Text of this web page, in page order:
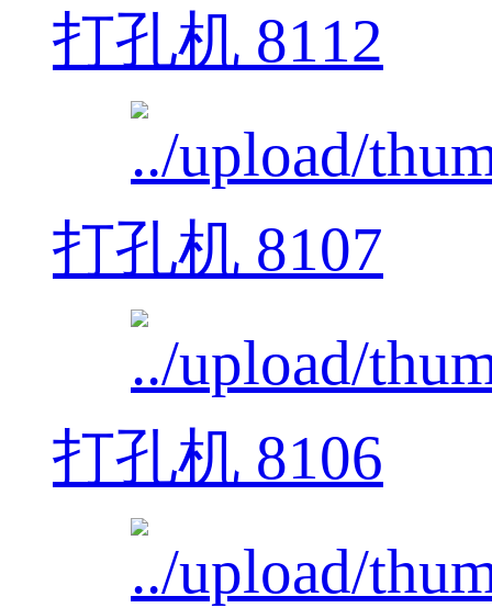
打孔机 8112
打孔机 8107
打孔机 8106